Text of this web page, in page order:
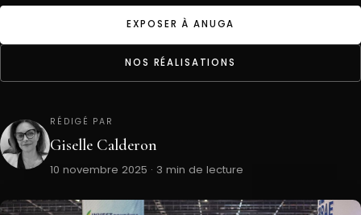
EXPOSER À ANUGA
NOS RÉALISATIONS
RÉDIGÉ PAR
Giselle Calderon
10 novembre 2025 · 3 min de lecture